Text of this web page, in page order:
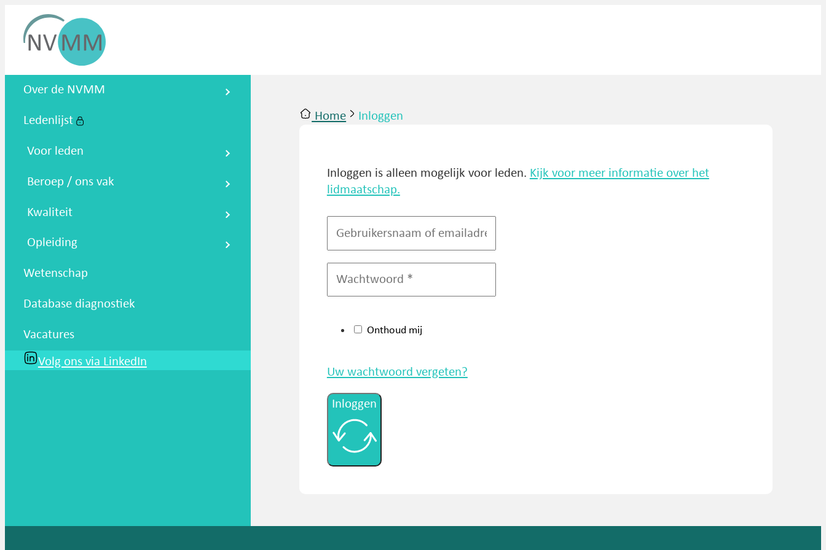
Nederlandse Vereniging voor
Over de NVMM
Ledenlijst
Voor leden
Beroep / ons vak
Kwaliteit
Opleiding
Wetenschap
Database diagnostiek
Vacatures
Volg ons via LinkedIn
Home Inloggen
Inloggen is alleen mogelijk voor leden. Kijk voor meer informatie over het
lidmaatschap.
Onthoud mij
Uw wachtwoord vergeten?
Inloggen